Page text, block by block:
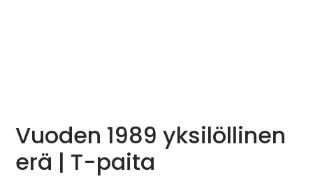
Vuoden 1989 yksilöllinen
erä | T-paita